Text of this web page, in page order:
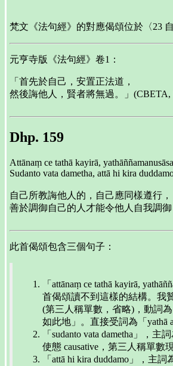
梵文《法句經》的對應偈頌位於〈23 自
元亨寺版《法句經》卷1：
「首先於自己，安置正法道，
然後誨他人，賢者將無過。」(CBETA,
Dhp. 159
Attānaṃ ce tathā kayirā,
Sudanto vata dametha, attā hi kira
自己所教誨他人的，自己應同樣遵行，
善於調御自己的人才能令他人自我調
此首偈頌包含三個句子：
「attānaṃ ce tathā kayirā,
首偈頌讀不到這樣的結構。我
(第三人稱單數，省略)，動詞
如此地」。直接受詞為「yathā
「sudanto vata dametha」，
使態 causative，第三人稱單
「attā hi kira duddamo」，主